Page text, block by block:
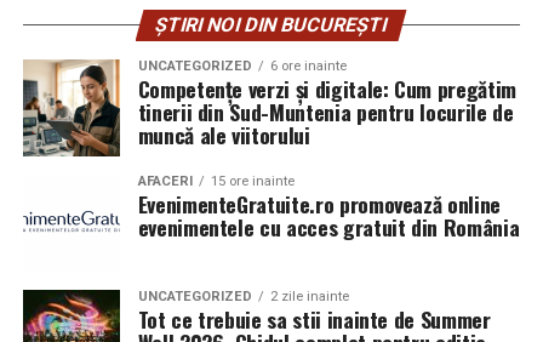
ȘTIRI NOI DIN BUCUREȘTI
UNCATEGORIZED 6 ore inainte
Competențe verzi și digitale: Cum pregătim
tinerii din Sud-Muntenia pentru locurile de
muncă ale viitorului
AFACERI 15 ore inainte
EvenimenteGratuite.ro promovează online
evenimentele cu acces gratuit din România
UNCATEGORIZED 2 zile inainte
Tot ce trebuie sa stii inainte de Summer